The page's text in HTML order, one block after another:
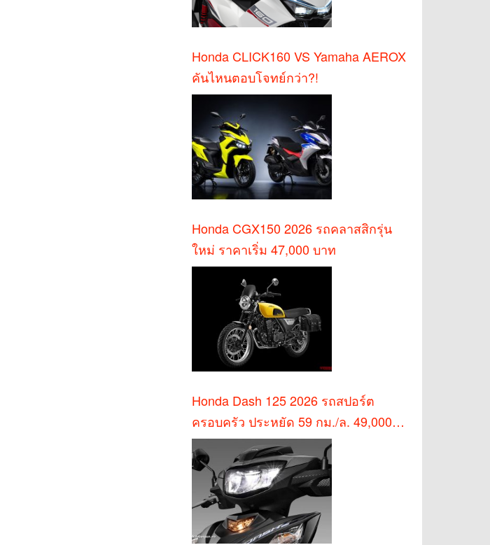
Honda CLICK160 VS Yamaha AEROX
คันไหนตอบโจทย์กว่า?!
Honda CGX150 2026 รถคลาสสิกรุ่น
ใหม่ ราคาเริ่ม 47,000 บาท
Honda Dash 125 2026 รถสปอร์ต
ครอบครัว ประหยัด 59 กม./ล. 49,000
บาท